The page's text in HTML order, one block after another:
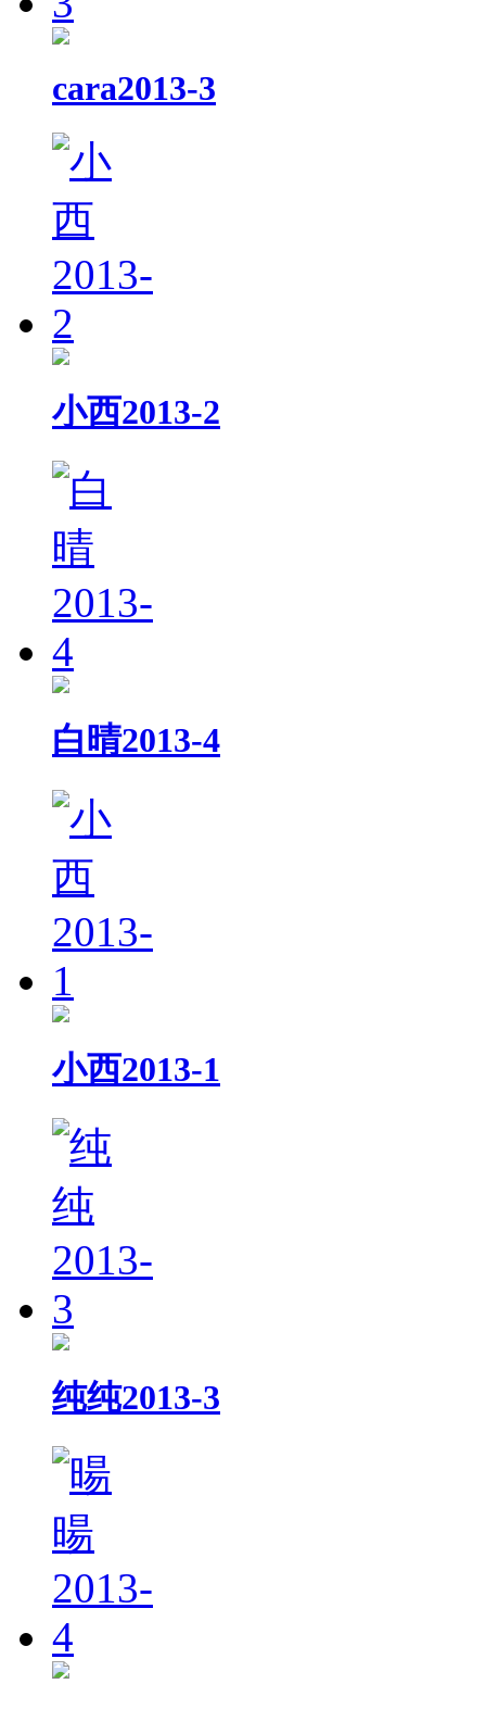
cara2013-3
小西2013-2
白晴2013-4
小西2013-1
纯纯2013-3